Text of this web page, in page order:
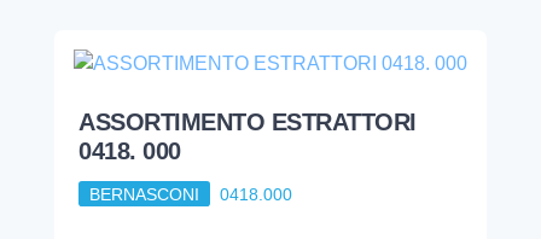
ASSORTIMENTO ESTRATTORI
0418. 000
BERNASCONI 0418.000